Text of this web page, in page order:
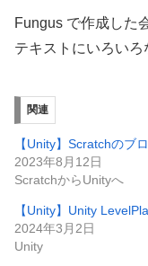
Fungus で作成した
テキストにいろい
関連
【Unity】Scratchのブ
2023年8月12日
ScratchからUnityへ
【Unity】Unity
2024年3月2日
Unity